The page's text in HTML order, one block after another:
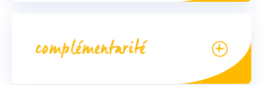
complémentarité